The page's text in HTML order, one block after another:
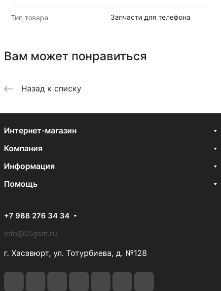
Тип товара Запчасти для телефона
Вам может понравиться
Назад к списку
Интернет-магазин
Компания
Информация
Помощь
+7 988 276 34 34
info@05gsm.ru
г. Хасавюрт, ул. Тотурбиева, д. №128